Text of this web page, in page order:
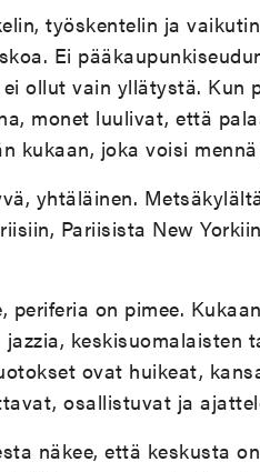
työskentelin ja
Ei
ei ollut vain yllätystä.
monet luulivat, että
kukaan, joka voisi
yhtäläinen.
Pariisista New
periferia on pimee.
ovat huikeat,
osallistuvat ja
näkee, että keskusta